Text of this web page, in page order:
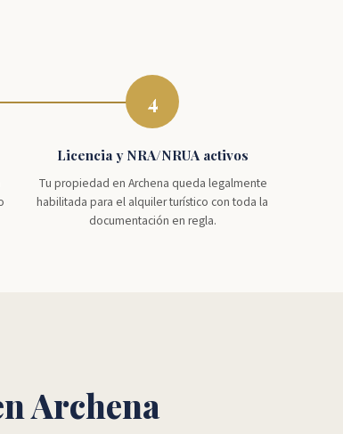
4
Licencia y NRA/NRUA activos
Tu propiedad en Archena queda legalmente
habilitada para el alquiler turístico con toda la
documentación en regla.
Archena